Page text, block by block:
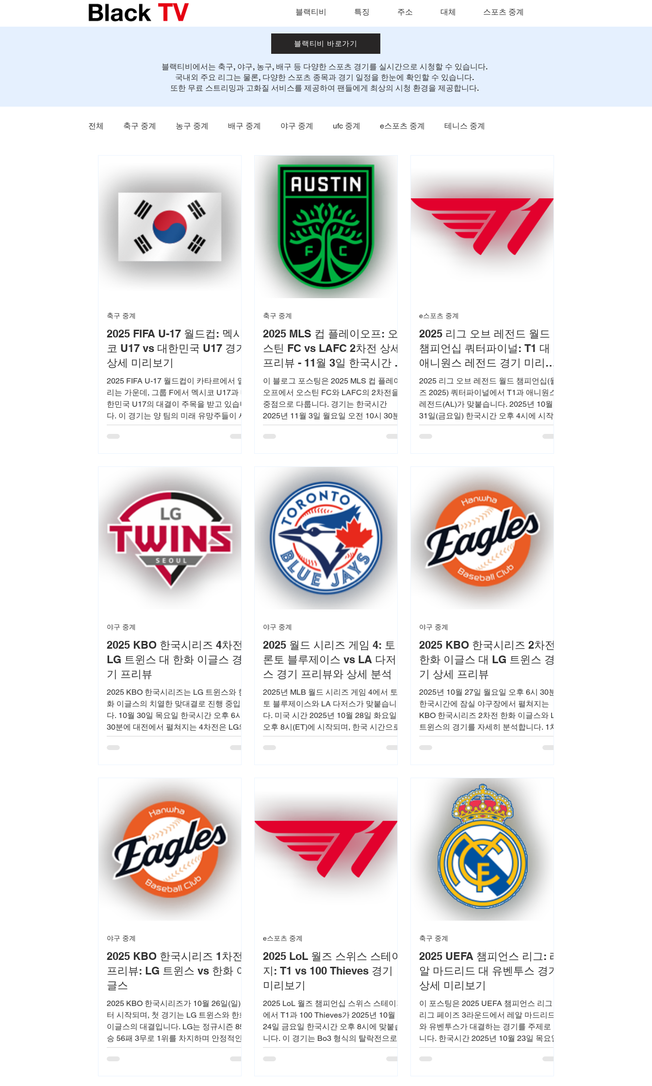
블랙티비 특징 주소 대체 스포츠 중계
블랙티비 바로가기
블랙티비에서는 축구, 야구, 농구, 배구 등 다양한 스포츠 경기를 실시간으로 시청할 수 있습니다.
국내외 주요 리그는 물론, 다양한 스포츠 종목과 경기 일정을 한눈에 확인할 수 있습니다.
또한 무료 스트리밍과 고화질 서비스를 제공하여 팬들에게 최상의 시청 환경을 제공합니다.
전체 축구 중계 농구 중계 배구 중계 야구 중계 ufc 중계 e스포츠 중계 테니스 중계
2025 FIFA U-17 월드컵: 멕시
코 U17 vs 대한민국 U17 경기
상세 미리보기
2025 FIFA U-17 월드컵이 카타르에서 열
리는 가운데, 그룹 F에서 멕시코 U17과 대
한민국 U17의 대결이 주목을 받고 있습니
다. 이 경기는 양 팀의 미래 유망주들이 세
계 무대에서 실력을 겨루는 중요한 자리
로, 과거 전적에서 멕시코가 우위를 보였
하는 이 매치를 미리 준비하세요.
축구 중계
2025 MLS 컵 플레이오프: 오
스틴 FC vs LAFC 2차전 상세
프리뷰 - 11월 3일 한국시간 경
기 분석
이 블로그 포스팅은 2025 MLS 컵 플레이
오프에서 오스틴 FC와 LAFC의 2차전을
중점으로 다룹니다. 경기는 한국시간
2025년 11월 3일 월요일 오전 10시 30분
에 오스틴의 Q2 스타디움에서 시작되며, 1
차전 결과와 팀들의 최근 성적을 바탕으로
적 기록, 전략적 포인트를 객관적 사실에
기반해 설명하며, 독자들이 경기를 더 재
미있게 즐길 수 있도록 돕습니다.
축구 중계
2025 리그 오브 레전드 월드
챔피언십 쿼터파이널: T1 대
애니원스 레전드 경기 미리보
기
2025 리그 오브 레전드 월드 챔피언십(월
즈 2025) 쿼터파이널에서 T1과 애니원스
레전드(AL)가 맞붙습니다. 2025년 10월
31일(금요일) 한국시간 오후 4시에 시작하
는 이 경기는 녹아웃 스테이지의 중요한
매치로, 양 팀의 로스터, 과거 대결 기록,
록 돕습니다. T1의 페이커와 AL의 플랜드
레 같은 스타 플레이어들의 활약을 기대하
e스포츠 중계
2025 KBO 한국시리즈 4차전:
LG 트윈스 대 한화 이글스 경
기 프리뷰
2025 KBO 한국시리즈는 LG 트윈스와 한
화 이글스의 치열한 맞대결로 진행 중입니
다. 10월 30일 목요일 한국시간 오후 6시
30분에 대전에서 펼쳐지는 4차전은 LG의
요니 치리노스와 한화의 라이언 와이스가
선발로 나서며, 시리즈 전적 2승 1패로 LG
타선과 투수진 강점을 분석해 보겠습니다.
이 경기는 포스트시즌의 긴장감을 더할 전
망입니다.
야구 중계
2025 월드 시리즈 게임 4: 토
론토 블루제이스 vs LA 다저
스 경기 프리뷰와 상세 분석
2025년 MLB 월드 시리즈 게임 4에서 토론
토 블루제이스와 LA 다저스가 맞붙습니
다. 미국 시간 2025년 10월 28일 화요일
오후 8시(ET)에 시작되며, 한국 시간으로
는 2025년 10월 29일 수요일 오전 9시에
열립니다. 다저 스타디움에서 펼쳐지는 이
자세히 설명합니다.
야구 중계
2025 KBO 한국시리즈 2차전:
한화 이글스 대 LG 트윈스 경
기 상세 프리뷰
2025년 10월 27일 월요일 오후 6시 30분
한국시간에 잠실 야구장에서 펼쳐지는
KBO 한국시리즈 2차전 한화 이글스와 LG
트윈스의 경기를 자세히 분석합니다. 1차
전에서 LG가 8-2로 승리한 가운데, 한화의
류현진과 LG의 임찬규가 선발로 나섭니
야구 중계
2025 KBO 한국시리즈 1차전
프리뷰: LG 트윈스 vs 한화 이
글스
2025 KBO 한국시리즈가 10월 26일(일)부
터 시작되며, 첫 경기는 LG 트윈스와 한화
이글스의 대결입니다. LG는 정규시즌 85
승 56패 3무로 1위를 차지하며 안정적인
전력을 과시했으며, 한화는 83승 57패 4무
로 2위를 기록하며 19년 만에 한국시리즈
야구 중계
2025 LoL 월즈 스위스 스테이
지: T1 vs 100 Thieves 경기
미리보기
2025 LoL 월즈 챔피언십 스위스 스테이지
에서 T1과 100 Thieves가 2025년 10월
24일 금요일 한국시간 오후 8시에 맞붙습
니다. 이 경기는 Bo3 형식의 탈락전으로,
T1의 전통적인 강세와 100 Thieves의 북
미 리그 경험을 바탕으로 한 치열한 대결
e스포츠 중계
2025 UEFA 챔피언스 리그: 레
알 마드리드 대 유벤투스 경기
상세 미리보기
이 포스팅은 2025 UEFA 챔피언스 리그
리그 페이즈 3라운드에서 레알 마드리드
와 유벤투스가 대결하는 경기를 주제로 합
니다. 한국시간 2025년 10월 23일 목요일
새벽 4시에 스페인 마드리드 산티아고 베
르나베우 경기장에서 펼쳐지며, 레알 마드
축구 중계